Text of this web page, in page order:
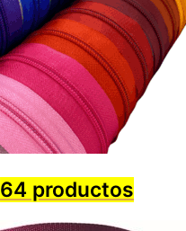
64 productos